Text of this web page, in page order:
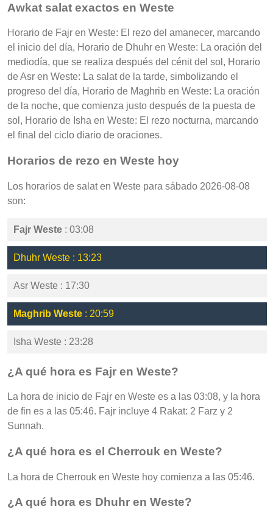
Awkat salat exactos en Weste
Horario de Fajr en Weste: El rezo del amanecer, marcando
el inicio del día, Horario de Dhuhr en Weste: La oración del
mediodía, que se realiza después del cénit del sol, Horario
de Asr en Weste: La salat de la tarde, simbolizando el
progreso del día, Horario de Maghrib en Weste: La oración
de la noche, que comienza justo después de la puesta de
sol, Horario de Isha en Weste: El rezo nocturna, marcando
el final del ciclo diario de oraciones.
Horarios de rezo en Weste hoy
Los horarios de salat en Weste para sábado 2026-08-08
son:
Fajr Weste : 03:08
Dhuhr Weste : 13:23
Asr Weste : 17:30
Maghrib Weste : 20:59
Isha Weste : 23:28
¿A qué hora es Fajr en Weste?
La hora de inicio de Fajr en Weste es a las 03:08, y la hora
de fin es a las 05:46. Fajr incluye 4 Rakat: 2 Farz y 2
Sunnah.
¿A qué hora es el Cherrouk en Weste?
La hora de Cherrouk en Weste hoy comienza a las 05:46.
¿A qué hora es Dhuhr en Weste?